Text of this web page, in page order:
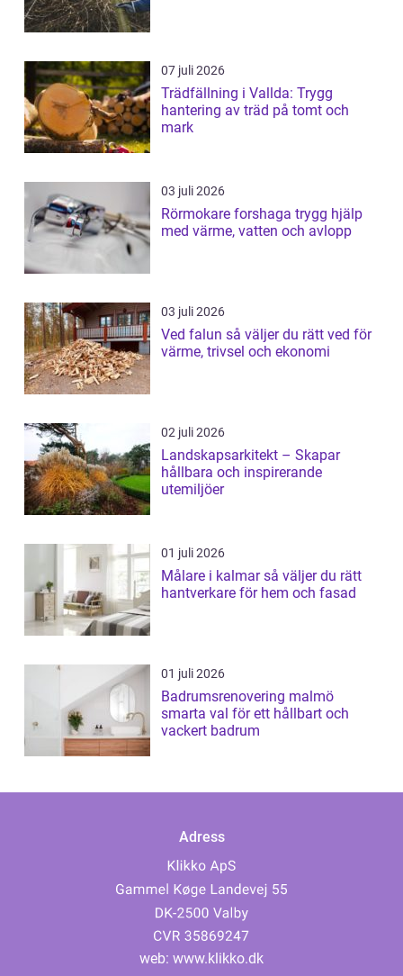
07 juli 2026
Trädfällning i Vallda: Trygg
hantering av träd på tomt och
mark
03 juli 2026
Rörmokare forshaga trygg hjälp
med värme, vatten och avlopp
03 juli 2026
Ved falun så väljer du rätt ved för
värme, trivsel och ekonomi
02 juli 2026
Landskapsarkitekt – Skapar
hållbara och inspirerande
utemiljöer
01 juli 2026
Målare i kalmar så väljer du rätt
hantverkare för hem och fasad
01 juli 2026
Badrumsrenovering malmö
smarta val för ett hållbart och
vackert badrum
Adress
web: www.klikko.dk